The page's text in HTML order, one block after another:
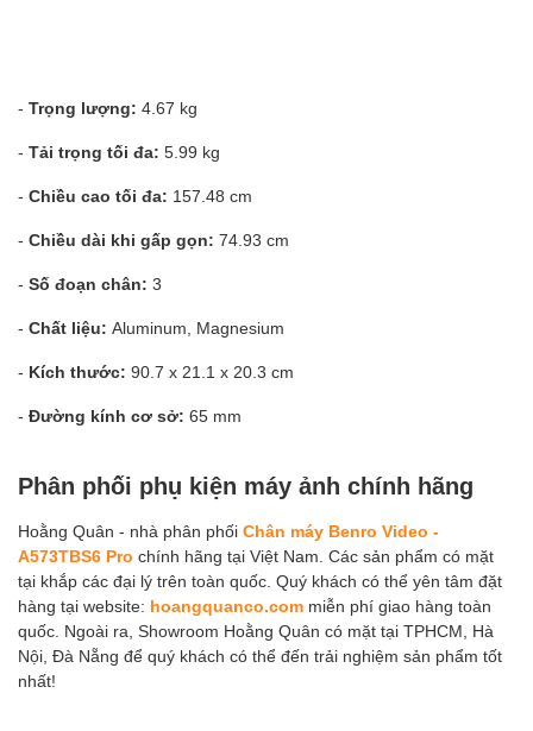
- Trọng lượng: 4.67 kg
- Tải trọng tối đa: 5.99 kg
- Chiều cao tối đa: 157.48 cm
- Chiều dài khi gấp gọn: 74.93 cm
- Số đoạn chân: 3
- Chất liệu: Aluminum, Magnesium
- Kích thước: 90.7 x 21.1 x 20.3 cm
- Đường kính cơ sở: 65 mm
Phân phối phụ kiện máy ảnh chính hãng
Hoằng Quân - nhà phân phối Chân máy Benro Video -
A573TBS6 Pro chính hãng tại Việt Nam. Các sản phẩm có mặt
tại khắp các đại lý trên toàn quốc. Quý khách có thể yên tâm đặt
hàng tại website: hoangquanco.com miễn phí giao hàng toàn
quốc. Ngoài ra, Showroom Hoằng Quân có mặt tại TPHCM, Hà
Nội, Đà Nẵng để quý khách có thể đến trải nghiệm sản phẩm tốt
nhất!